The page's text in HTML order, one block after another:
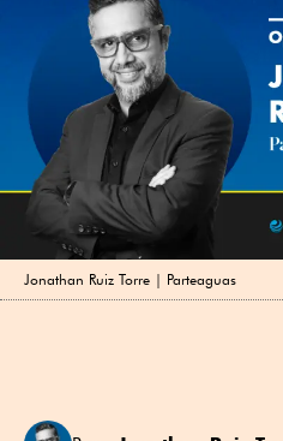
Jonathan Ruiz Torre | Parteaguas